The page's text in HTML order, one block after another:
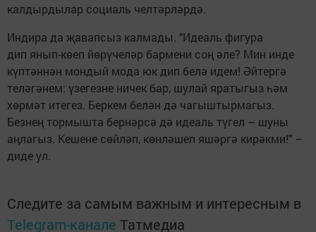
калдырдылар социаль челтәрләрдә.
Индира да җавапсыз калмады. "Идеаль фигура
дип янып-көеп йөрүчеләр бармени соң әле? Мин инде
күптәннән мондый мода юк дип белә идем! Әйтергә
теләгәнем: үзегезне ничек бар, шулай яратыгыз һәм
хөрмәт итегез. Беркем белән дә чагыштырмагыз.
Безнең тормышта бернәрсә дә идеаль түгел – шуны
аңлагыз. Кешене сөйләп, көнләшеп яшәргә кирәкми!" –
диде ул.
Следите за самым важным и интересным в
Telegram-канале Татмедиа